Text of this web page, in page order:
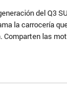
del Q3
la carrocería
Comparten las